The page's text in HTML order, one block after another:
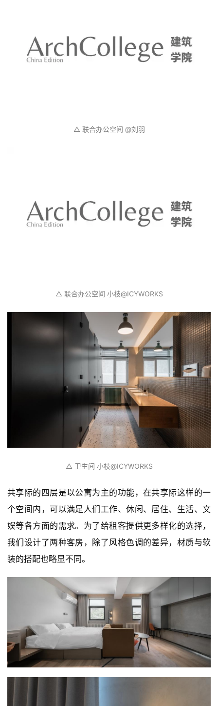
弃了颜色冰冷的黑色金属边框，我们采用明朗跳跃的孔
言，并且在墙面配以金色壁灯，使得二、三层的空间既
△ 联合办公空间 @刘羽
△ 联合办公空间 小枝️@ICYWORKS
△ 卫生间 小枝️@ICYWORKS
共享际的四层是以公寓为主的功能，在共享际这样的一
个空间内，可以满足人们工作、休闲、居住、生活、文
娱等各方面的需求。为了给租客提供更多样化的选择，
我们设计了两种客房，除了风格色调的差异，材质与软